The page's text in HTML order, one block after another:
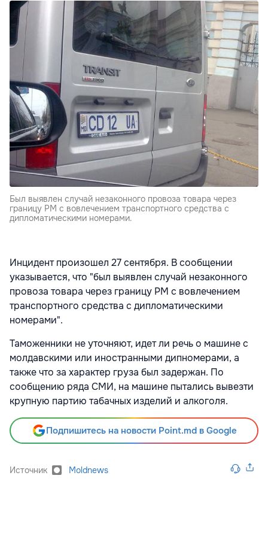
Был выявлен случай незаконного провоза товара через
границу РМ с вовлечением транспортного средства с
дипломатическими номерами.
Инцидент произошел 27 сентября. В сообщении
указывается, что "был выявлен случай незаконного
провоза товара через границу РМ с вовлечением
транспортного средства с дипломатическими
номерами".
Таможенники не уточняют, идет ли речь о машине с
молдавскими или иностранными дипномерами, а
также что за характер груза был задержан. По
сообщению ряда СМИ, на машине пытались вывезти
крупную партию табачных изделий и алкоголя.
Подпишитесь на новости Point.md в Google
Источник Moldnews